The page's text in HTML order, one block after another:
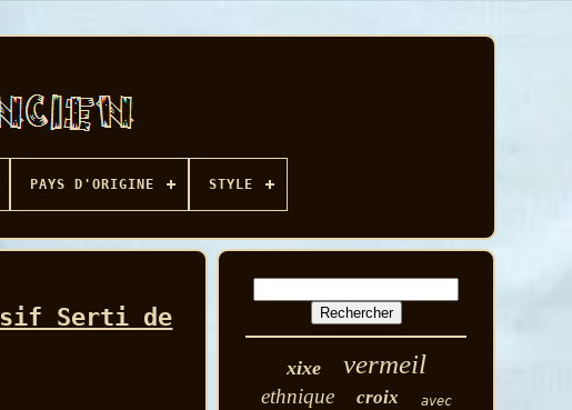
PAYS D'ORIGINE STYLE
Serti de
xixe vermeil
ethnique croix avec